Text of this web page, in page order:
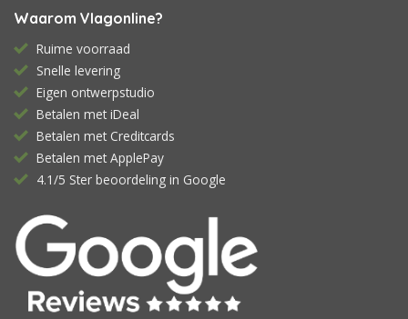
Waarom Vlagonline?
Ruime voorraad
Snelle levering
Eigen ontwerpstudio
Betalen met iDeal
Betalen met Creditcards
Betalen met ApplePay
4.1/5 Ster beoordeling in Google